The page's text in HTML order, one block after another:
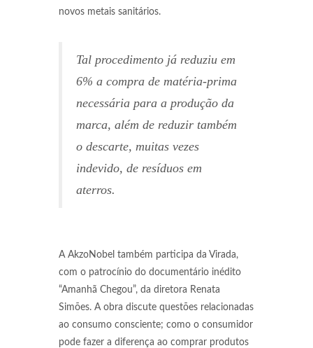
novos metais sanitários.
Tal procedimento já reduziu em
6% a compra de matéria-prima
necessária para a produção da
marca, além de reduzir também
o descarte, muitas vezes
indevido, de resíduos em
aterros.
A AkzoNobel também participa da Virada,
com o patrocínio do documentário inédito
“Amanhã Chegou”, da diretora Renata
Simões. A obra discute questões relacionadas
ao consumo consciente; como o consumidor
pode fazer a diferença ao comprar produtos